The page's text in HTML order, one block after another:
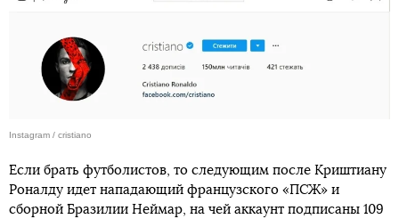
Instagram / cristiano
Если брать футболистов, то следующим после Криштиану
Роналду идет нападающий французского «ПСЖ» и
сборной Бразилии Неймар, на чей аккаунт подписаны 109